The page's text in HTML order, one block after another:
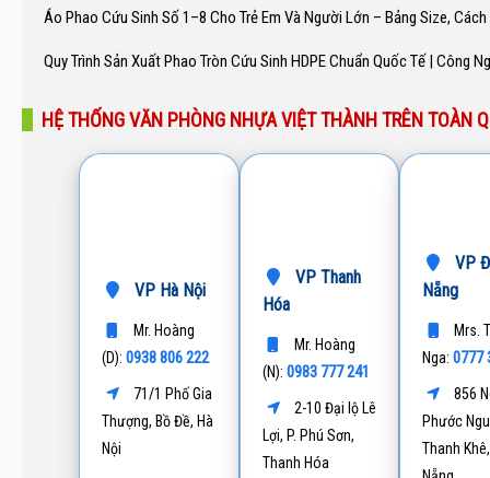
Áo Phao Cứu Sinh Số 1–8 Cho Trẻ Em Và Người Lớn – Bảng Size,
Quy Trình Sản Xuất Phao Tròn Cứu Sinh HDPE Chuẩn Quốc Tế | Công
HỆ THỐNG VĂN PHÒNG NHỰA VIỆT THÀNH TRÊN TOÀN
VP Hà Nội
Mr. Hoàng
(D): 0938 806 222
71/1 Phố Gia
Thượng, Bồ Đề, Hà
Nội
VP Thanh
Hóa
Mr. Hoàng
(N): 0983 777 241
2-10 Đại lộ Lê
Lợi, P. Phú Sơn,
Thanh Hóa
VP
Nẵng
Mrs.
Nga:0777
856
Phước
Thanh